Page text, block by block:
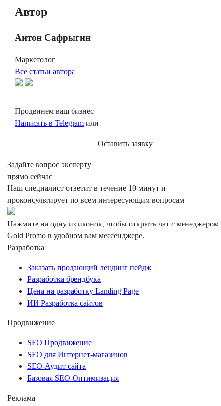
Автор
Антон Сафрыгин
Маркетолог
Все статьи автора
Продвинем ваш бизнес
Написать в Telegram или
Оставить заявку
Задайте вопрос эксперту
прямо сейчас
Наш специалист ответит в течение 10 минут и
проконсультирует по всем интересующим вопросам
Нажмите на одну из иконок, чтобы открыть чат с менеджером
Gold Promo в удобном вам мессенджере.
Разработка
Заказать продающий лендинг пейдж
Разработка брендбука
Цена на разработку Landing Page
ИИ Разработка сайтов
Продвижение
SEO Продвижение
SEO для Интернет-магазинов
SEO-Аудит сайта
Базовая SEO-Оптимизация
Реклама